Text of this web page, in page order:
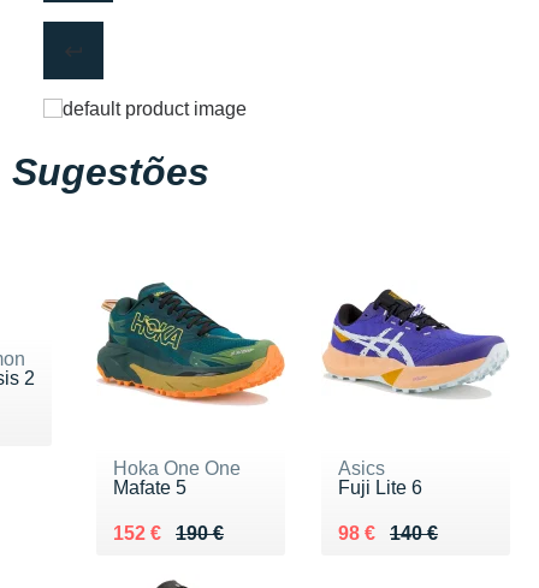
Sugestões
2
Hoka One One
Mafate 5
190 €
Au lieu de 190 €
152 €
Vendu 152 €
Asics
Fuji Lite 6
140 €
Au lieu de 140 €
98 €
Vendu 98 €